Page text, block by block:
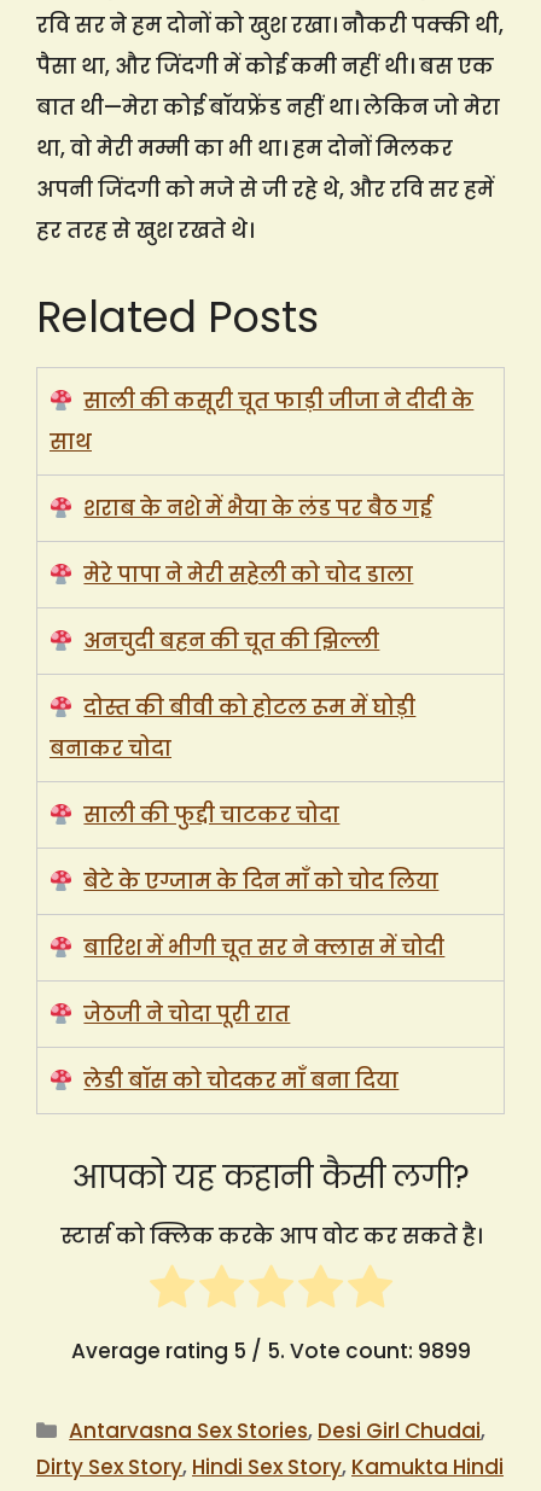
रवि सर ने हम दोनों को खुश रखा। नौकरी पक्की थी,
पैसा था, और जिंदगी में कोई कमी नहीं थी। बस एक
बात थी—मेरा कोई बॉयफ्रेंड नहीं था। लेकिन जो मेरा
था, वो मेरी मम्मी का भी था। हम दोनों मिलकर
अपनी जिंदगी को मजे से जी रहे थे, और रवि सर हमें
हर तरह से खुश रखते थे।
Related Posts
साली की कसूरी चूत फाड़ी जीजा ने दीदी के
साथ
शराब के नशे में भैया के लंड पर बैठ गई
मेरे पापा ने मेरी सहेली को चोद डाला
अनचुदी बहन की चूत की झिल्ली
दोस्त की बीवी को होटल रूम में घोड़ी
बनाकर चोदा
साली की फुद्दी चाटकर चोदा
बेटे के एग्जाम के दिन माँ को चोद लिया
बारिश में भीगी चूत सर ने क्लास में चोदी
जेठजी ने चोदा पूरी रात
लेडी बॉस को चोदकर माँ बना दिया
आपको यह कहानी कैसी लगी?
स्टार्स को क्लिक करके आप वोट कर सकते है।
Average rating 5 / 5. Vote count: 9899
Categories
Antarvasna Sex Stories, Desi Girl Chudai,
Dirty Sex Story, Hindi Sex Story, Kamukta Hindi